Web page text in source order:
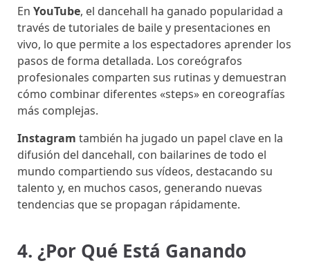
En YouTube, el dancehall ha ganado popularidad a
través de tutoriales de baile y presentaciones en
vivo, lo que permite a los espectadores aprender los
pasos de forma detallada. Los coreógrafos
profesionales comparten sus rutinas y demuestran
cómo combinar diferentes «steps» en coreografías
más complejas.
Instagram también ha jugado un papel clave en la
difusión del dancehall, con bailarines de todo el
mundo compartiendo sus vídeos, destacando su
talento y, en muchos casos, generando nuevas
tendencias que se propagan rápidamente.
4. ¿Por Qué Está Ganando